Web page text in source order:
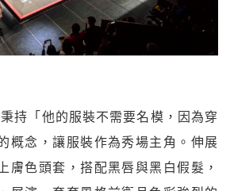
持「他的服裝不需要名模，因為穿
概念，讓服裝作為秀場主角。伸展
膚色頭套，搭配黑唇與黑白假髮，